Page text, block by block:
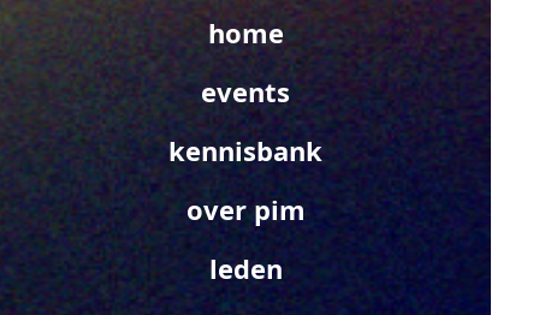
home
events
kennisbank
over pim
leden